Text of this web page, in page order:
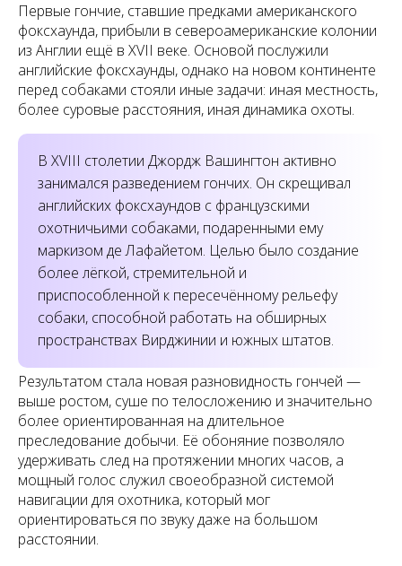
Первые гончие, ставшие предками американского
фоксхаунда, прибыли в североамериканские колонии
из Англии ещё в XVII веке. Основой послужили
английские фоксхаунды, однако на новом континенте
перед собаками стояли иные задачи: иная местность,
более суровые расстояния, иная динамика охоты.
В XVIII столетии Джордж Вашингтон активно
занимался разведением гончих. Он скрещивал
английских фоксхаундов с французскими
охотничьими собаками, подаренными ему
маркизом де Лафайетом. Целью было создание
более лёгкой, стремительной и
приспособленной к пересечённому рельефу
собаки, способной работать на обширных
пространствах Вирджинии и южных штатов.
Результатом стала новая разновидность гончей —
выше ростом, суше по телосложению и значительно
более ориентированная на длительное
преследование добычи. Её обоняние позволяло
удерживать след на протяжении многих часов, а
мощный голос служил своеобразной системой
навигации для охотника, который мог
ориентироваться по звуку даже на большом
расстоянии.